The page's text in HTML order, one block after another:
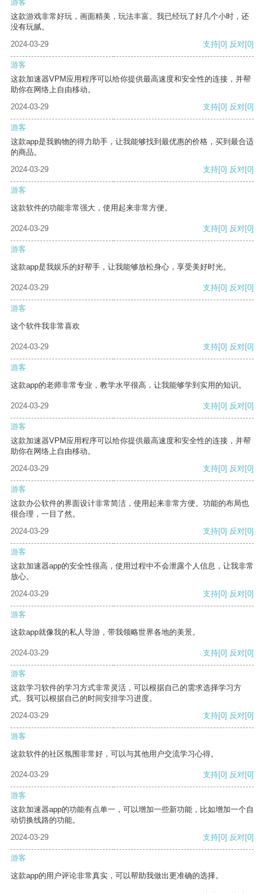
游客
这款游戏非常好玩，画面精美，玩法丰富。我已经玩了好几个小时，还
没有玩腻。
2024-03-29
支持[0] 反对[0]
游客
这款加速器VPM应用程序可以给你提供最高速度和安全性的连接，并帮
助你在网络上自由移动。
2024-03-29
支持[0] 反对[0]
游客
这款app是我购物的得力助手，让我能够找到最优惠的价格，买到最合适
的商品。
2024-03-29
支持[0] 反对[0]
游客
这款软件的功能非常强大，使用起来非常方便。
2024-03-29 支持[0] 反对[0]
游客
这款app是我娱乐的好帮手，让我能够放松身心，享受美好时光。
2024-03-29 支持[0] 反对[0]
游客
这个软件我非常喜欢
2024-03-29 支持[0] 反对[0]
游客
这款app的老师非常专业，教学水平很高，让我能够学到实用的知识。
2024-03-29 支持[0] 反对[0]
游客
这款加速器VPM应用程序可以给你提供最高速度和安全性的连接，并帮
助你在网络上自由移动。
2024-03-29
支持[0] 反对[0]
游客
这款办公软件的界面设计非常简洁，使用起来非常方便。功能的布局也
很合理，一目了然。
2024-03-29
支持[0] 反对[0]
游客
这款加速器app的安全性很高，使用过程中不会泄露个人信息，让我非常
放心。
2024-03-29
支持[0] 反对[0]
游客
这款app就像我的私人导游，带我领略世界各地的美景。
2024-03-29 支持[0] 反对[0]
游客
这款学习软件的学习方式非常灵活，可以根据自己的需求选择学习方
式。我可以根据自己的时间安排学习进度。
2024-03-29
支持[0] 反对[0]
游客
这款软件的社区氛围非常好，可以与其他用户交流学习心得。
2024-03-29 支持[0] 反对[0]
游客
这款加速器app的功能有点单一，可以增加一些新功能，比如增加一个自
动切换线路的功能。
2024-03-29
支持[0] 反对[0]
游客
这款app的用户评论非常真实，可以帮助我做出更准确的选择。